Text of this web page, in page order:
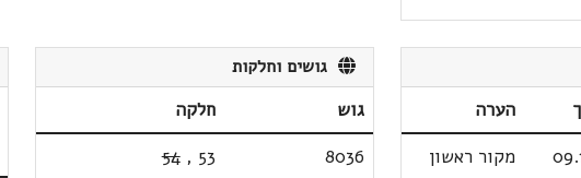
הערה
מקור ראשון
גושים וחלקות
גוש
חלקה
8036
53
,
54